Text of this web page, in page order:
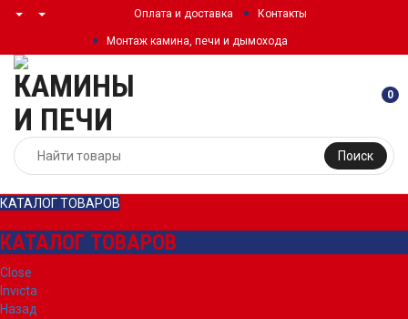
Оплата и доставка Контакты
Монтаж камина, печи и дымохода
Поиск
0
КАТАЛОГ ТОВАРОВ
КАТАЛОГ ТОВАРОВ
Close
Invicta
Назад